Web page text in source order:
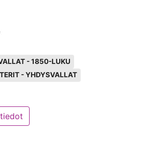
- 1850-LUKU
- YHDYSVALLAT